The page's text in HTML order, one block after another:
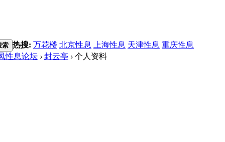
索 热搜: 万花楼 北京性息 上海性息 天津性息 重庆性息
性息论坛 › 封云亭 › 个人资料